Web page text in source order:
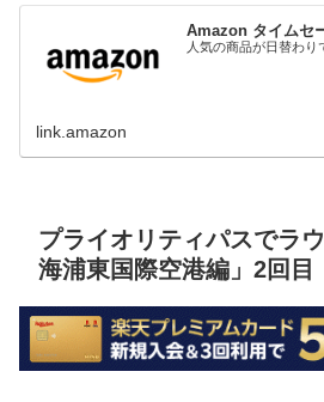
Amazon タイムセ
人気の商品が日替わり
link.amazon
プライオリティパスでラ
海浦東国際空港編」2回目